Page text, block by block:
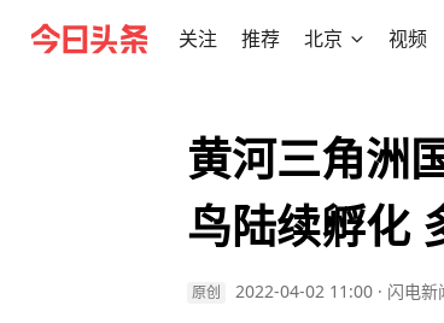
关注 推荐 北京 视频
黄河三角洲
鸟陆续孵化
原创 2022-04-02 11:00 · 闪电新